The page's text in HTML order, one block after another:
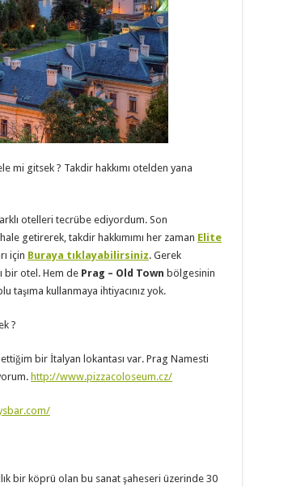
mi gitsek ? Takdir hakkımı otelden yana
otelleri tecrübe ediyordum. Son
getirerek, takdir hakkımımı her zaman Elite
için Buraya tıklayabilirsiniz. Gerek
bir otel. Hem de Prag – Old Town bölgesinin
taşıma kullanmaya ihtiyacınız yok.
?
bir İtalyan lokantası var. Prag Namesti
http://www.pizzacoloseum.cz/
bir köprü olan bu sanat şaheseri üzerinde 30